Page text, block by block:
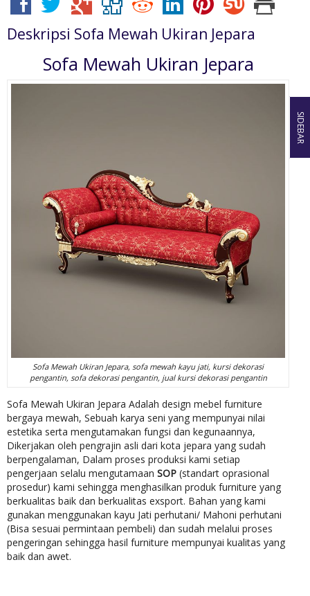
Deskripsi Sofa Mewah Ukiran Jepara
Sofa Mewah Ukiran Jepara
Sofa Mewah Ukiran Jepara, sofa mewah kayu jati, kursi dekorasi
pengantin, sofa dekorasi pengantin, jual kursi dekorasi pengantin
Sofa Mewah Ukiran Jepara Adalah design mebel furniture
bergaya mewah, Sebuah karya seni yang mempunyai nilai
estetika serta mengutamakan fungsi dan kegunaannya,
Dikerjakan oleh pengrajin asli dari kota jepara yang sudah
berpengalaman, Dalam proses produksi kami setiap
pengerjaan selalu mengutamaan SOP (standart oprasional
prosedur) kami sehingga menghasilkan produk furniture yang
berkualitas baik dan berkualitas exsport. Bahan yang kami
gunakan menggunakan kayu Jati perhutani/ Mahoni perhutani
(Bisa sesuai permintaan pembeli) dan sudah melalui proses
pengeringan sehingga hasil furniture mempunyai kualitas yang
baik dan awet.
SIDEBAR